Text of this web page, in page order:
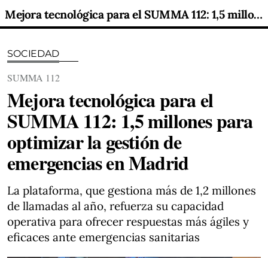
Mejora tecnológica para el SUMMA 112: 1,5 millones para optimizar la gestión de emergencias en Madrid
SOCIEDAD
SUMMA 112
Mejora tecnológica para el
SUMMA 112: 1,5 millones para
optimizar la gestión de
emergencias en Madrid
La plataforma, que gestiona más de 1,2 millones
de llamadas al año, refuerza su capacidad
operativa para ofrecer respuestas más ágiles y
eficaces ante emergencias sanitarias